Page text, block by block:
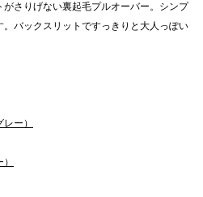
さりげない裏起毛プルオーバー。シンプ
バックスリットですっきりと大人っぽい
ー）